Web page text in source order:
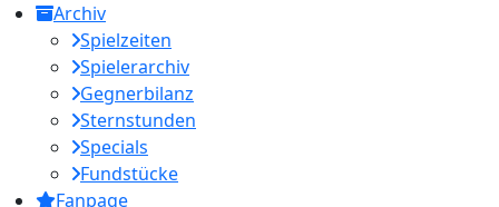
Archiv
Spielzeiten
Spielerarchiv
Gegnerbilanz
Sternstunden
Specials
Fundstücke
Fanpage